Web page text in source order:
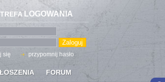
FORUM
LOGOWANIA
się przypomnij hasło